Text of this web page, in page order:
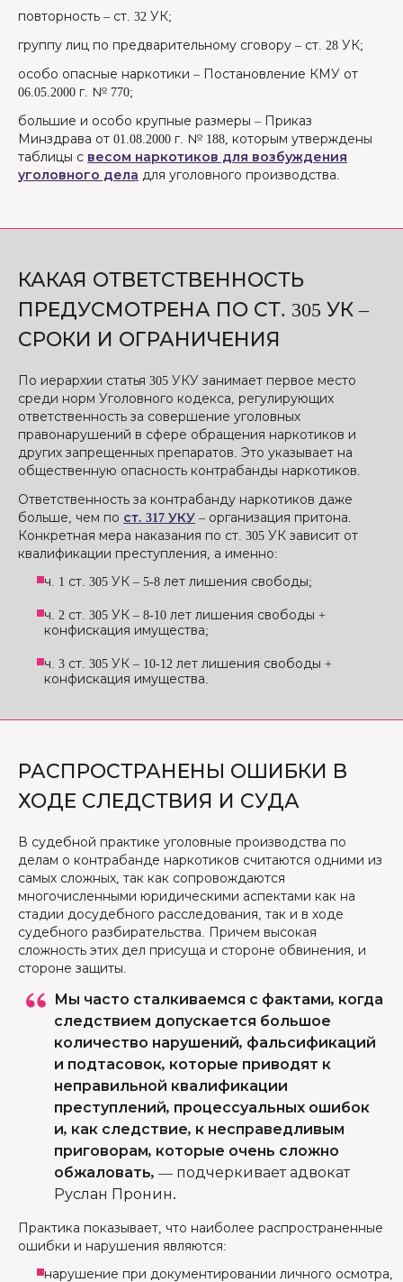
повторность – ст. 32 УК;
группу лиц по предварительному сговору – ст. 28 УК;
особо опасные наркотики – Постановление КМУ от
06.05.2000 г. № 770;
большие и особо крупные размеры – Приказ
Минздрава от 01.08.2000 г. № 188, которым утверждены
таблицы с весом наркотиков для возбуждения
уголовного дела для уголовного производства.
КАКАЯ ОТВЕТСТВЕННОСТЬ
ПРЕДУСМОТРЕНА ПО СТ. 305 УК –
СРОКИ И ОГРАНИЧЕНИЯ
По иерархии статья 305 УКУ занимает первое место
среди норм Уголовного кодекса, регулирующих
ответственность за совершение уголовных
правонарушений в сфере обращения наркотиков и
других запрещенных препаратов. Это указывает на
общественную опасность контрабанды наркотиков.
Ответственность за контрабанду наркотиков даже
больше, чем по ст. 317 УКУ – организация притона.
Конкретная мера наказания по ст. 305 УК зависит от
квалификации преступления, а именно:
ч. 1 ст. 305 УК – 5-8 лет лишения свободы;
ч. 2 ст. 305 УК – 8-10 лет лишения свободы +
конфискация имущества;
ч. 3 ст. 305 УК – 10-12 лет лишения свободы +
конфискация имущества.
РАСПРОСТРАНЕНЫ ОШИБКИ В
ХОДЕ СЛЕДСТВИЯ И СУДА
В судебной практике уголовные производства по
делам о контрабанде наркотиков считаются одними из
самых сложных, так как сопровождаются
многочисленными юридическими аспектами как на
стадии досудебного расследования, так и в ходе
судебного разбирательства. Причем высокая
сложность этих дел присуща и стороне обвинения, и
стороне защиты.
Мы часто сталкиваемся с фактами, когда
следствием допускается большое
количество нарушений, фальсификаций
и подтасовок, которые приводят к
неправильной квалификации
преступлений, процессуальных ошибок
и, как следствие, к несправедливым
приговорам, которые очень сложно
обжаловать, — подчеркивает адвокат
Руслан Пронин.
Практика показывает, что наиболее распространенные
ошибки и нарушения являются:
нарушение при документировании личного осмотра,